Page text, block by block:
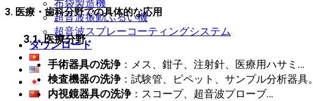
布袋製造機
超音波振動ふるい機
超音波スプレーコーティングシステム
ダウンロード
3. 医療・歯科分野での具体的な応用
3.1. 医療分野
手術器具の洗浄：メス、鉗子、注射針、医療用ハサミ…
検査機器の洗浄：試験管、ピペット、サンプル分析器具。
内視鏡器具の洗浄：スコープ、超音波プローブ…